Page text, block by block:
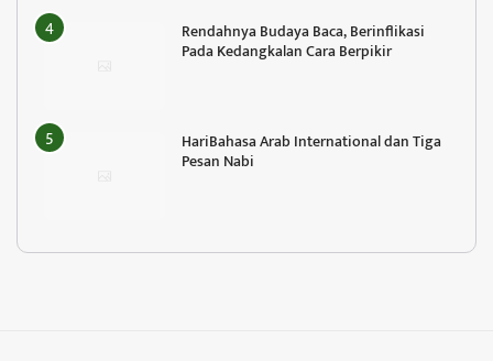
Rendahnya Budaya Baca, Berinflikasi
Pada Kedangkalan Cara Berpikir
HariBahasa Arab International dan Tiga
Pesan Nabi